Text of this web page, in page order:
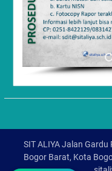
SIT ALIYA Jalan Gardu
Bogor Barat, Kota